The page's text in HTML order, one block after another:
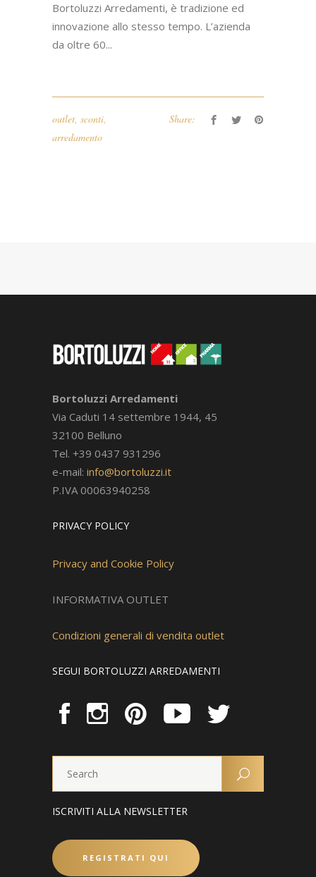
Bortoluzzi Arredamenti, è tradizione ed
innovazione allo stesso tempo. L’azienda
da oltre 60...
outlet, sconti,
arredamento
Share:
Bortoluzzi Arredamenti
Via Caduti 14 settembre 1944, 45
32100 Belluno
Tel. +39 0437 931296
e-mail: info@bortoluzzi.it
P.IVA 00063940258
PRIVACY POLICY
Privacy and Cookie Policy
INFORMATIVA OUTLET
Condizioni generali di vendita outlet
SEGUI BORTOLUZZI ARREDAMENTI
ISCRIVITI ALLA NEWSLETTER
REGISTRATI QUI